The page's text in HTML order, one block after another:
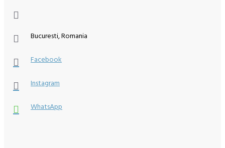
Bucuresti, Romania
Facebook
Instagram
WhatsApp